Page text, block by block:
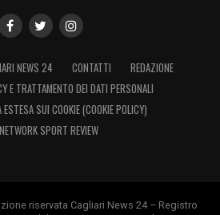
NEWS 24 CONTATTI
REDAZIONE
E TRATTAMENTO DEI DATI PERSONALI
ESTESA SUI COOKIE (COOKIE POLICY)
NETWORK SPORT REVIEW
riservata Cagliari News 24 – Registro